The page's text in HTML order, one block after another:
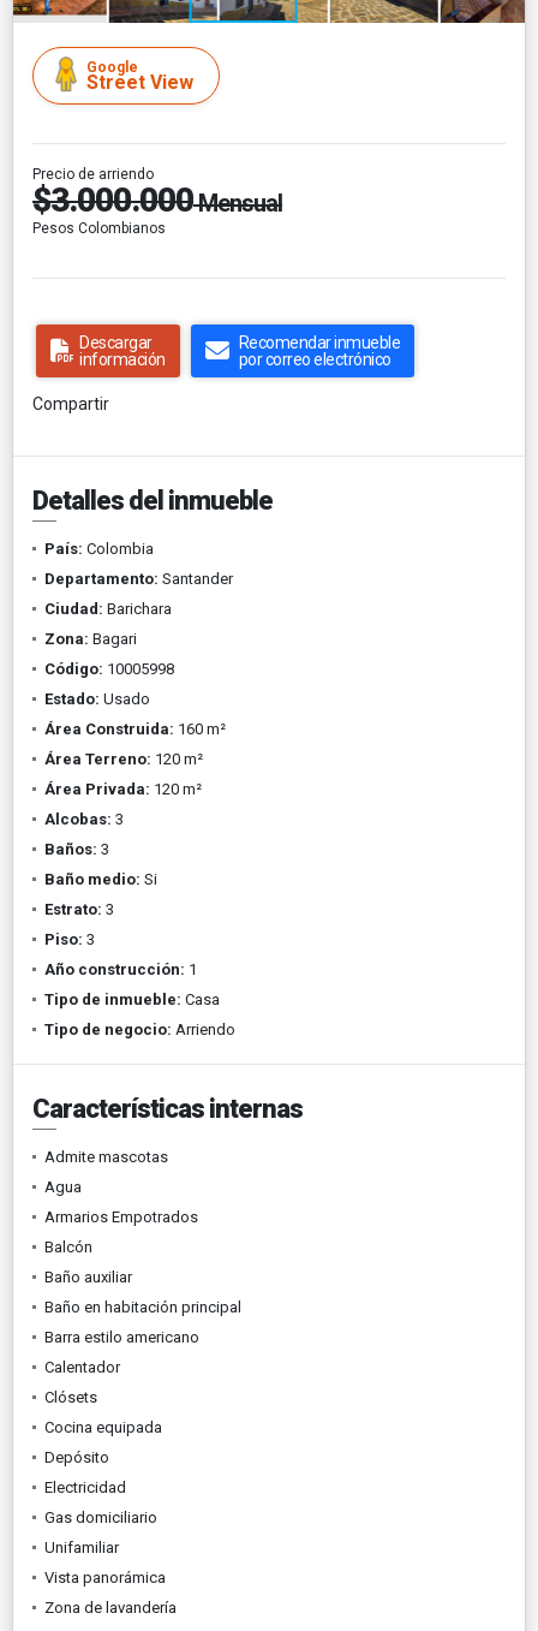
Google
Street View
Precio de arriendo
$3.000.000Mensual
Pesos Colombianos
Descargar
información
Recomendar inmueble
por correo electrónico
Compartir
Detalles del inmueble
País: Colombia
Departamento: Santander
Ciudad: Barichara
Zona: Bagari
Código: 10005998
Estado: Usado
Área Construida: 160 m²
Área Terreno: 120 m²
Área Privada: 120 m²
Alcobas: 3
Baños: 3
Baño medio: Si
Estrato: 3
Piso: 3
Año construcción: 1
Tipo de inmueble: Casa
Tipo de negocio: Arriendo
Características internas
Admite mascotas
Agua
Armarios Empotrados
Balcón
Baño auxiliar
Baño en habitación principal
Barra estilo americano
Calentador
Clósets
Cocina equipada
Depósito
Electricidad
Gas domiciliario
Unifamiliar
Vista panorámica
Zona de lavandería